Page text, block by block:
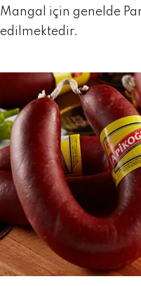
Mangal için genelde
edilmektedir.